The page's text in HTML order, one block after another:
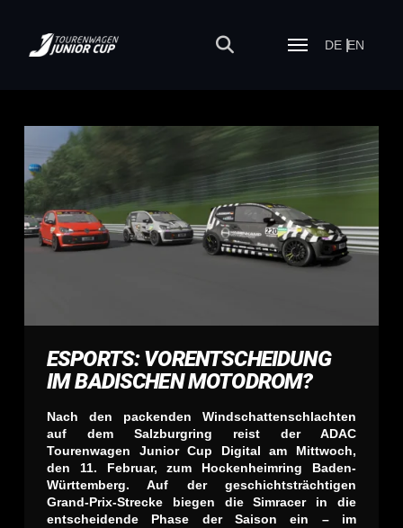
DE EN
ESPORTS: VORENTSCHEIDUNG
IM BADISCHEN MOTODROM?
Nach den packenden Windschattenschlachten
auf dem Salzburgring reist der ADAC
Tourenwagen Junior Cup Digital am Mittwoch,
den 11. Februar, zum Hockenheimring Baden-
Württemberg. Auf der geschichtsträchtigen
Grand-Prix-Strecke biegen die Simracer in die
entscheidende Phase der Saison ein – im